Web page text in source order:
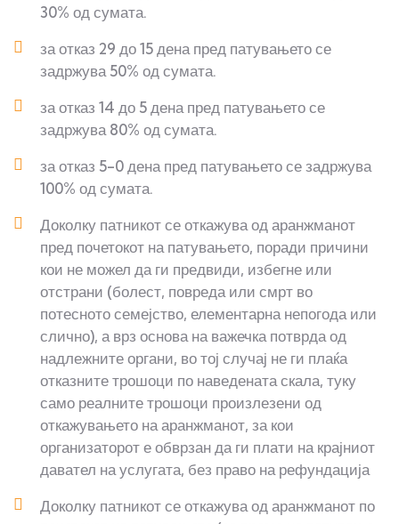
30% од сумата.
за отказ 29 до 15 дена пред патувањето се
задржува 50% од сумата.
за отказ 14 до 5 дена пред патувањето се
задржува 80% од сумата.
за отказ 5-0 дена пред патувањето се задржува
100% од сумата.
Доколку патникот се откажува од аранжманот
пред почетокот на патувањето, поради причини
кои не можел да ги предвиди, избегне или
отстрани (болест, повреда или смрт во
потесното семејство, елементарна непогода или
слично), а врз основа на важечка потврда од
надлежните органи, во тој случај не ги плаќа
отказните трошоци по наведената скала, туку
само реалните трошоци произлезени од
откажувањето на аранжманот, за кои
организаторот е обврзан да ги плати на крајниот
давател на услугата, без право на рефундација
Доколку патникот се откажува од аранжманот по